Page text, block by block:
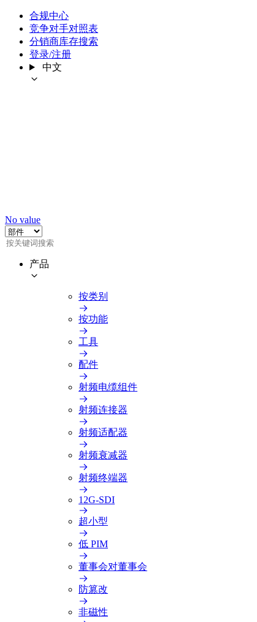
合规中心
竞争对手对照表
分销商库存搜索
登录/注册
中文
No value
产品
按类别
按功能
工具
配件
射频电缆组件
射频连接器
射频适配器
射频衰减器
射频终端器
12G-SDI
超小型
低 PIM
董事会对董事会
防篡改
非磁性